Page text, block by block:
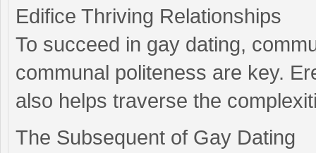
Edifice Thriving Relationships
To succeed in gay dating,
communal politeness are key.
also helps traverse the
The Subsequent of Gay Dating